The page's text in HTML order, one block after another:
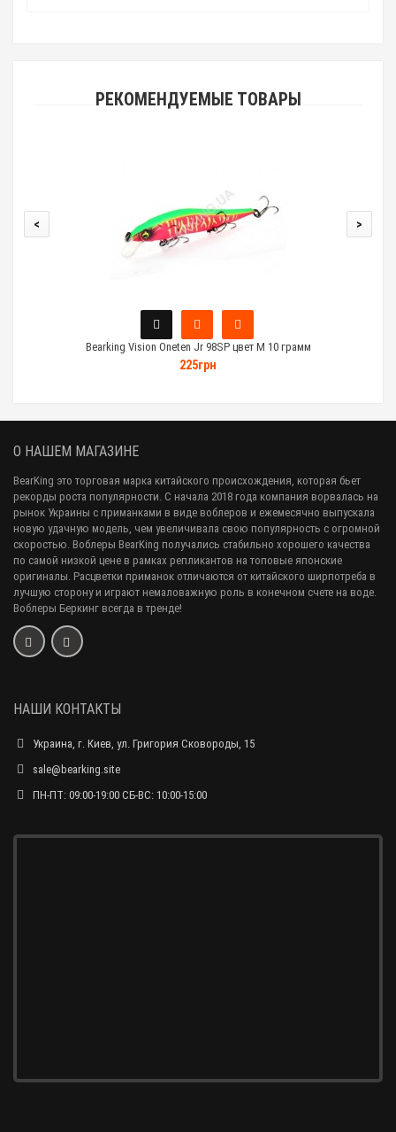
РЕКОМЕНДУЕМЫЕ ТОВАРЫ
Bearking Vision Oneten Jr 98SP цвет M 10 грамм
225грн
< >
О НАШЕМ МАГАЗИНЕ
BearKing это торговая марка китайского происхождения, которая бьет
рекорды роста популярности. С начала 2018 года компания ворвалась на
рынок Украины с приманками в виде воблеров и ежемесячно выпускала
новую удачную модель, чем увеличивала свою популярность с огромной
скоростью. Воблеры BearKing получались стабильно хорошего качества
по самой низкой цене в рамках репликантов на топовые японские
оригиналы. Расцветки приманок отличаются от китайского ширпотреба в
лучшую сторону и играют немаловажную роль в конечном счете на воде.
Воблеры Беркинг всегда в тренде!
НАШИ КОНТАКТЫ
Украина, г. Киев, ул. Григория Сковороды, 15
sale@bearking.site
ПН-ПТ: 09:00-19:00 СБ-ВС: 10:00-15:00